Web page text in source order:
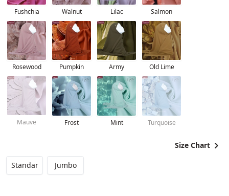
Fushchia Walnut Lilac Salmon
Rosewood Pumpkin Army Old Lime
Mauve Frost Mint Turquoise
Size Chart
Standar Jumbo